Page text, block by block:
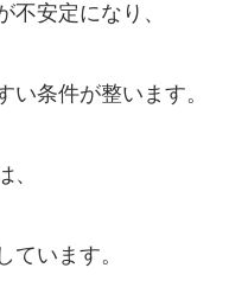
不安定になり、
い条件が整います。
、
ています。